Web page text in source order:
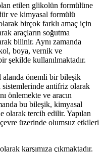
etilen glikolün formülüne
ve kimyasal formülü
birçok farklı amaç için
araçların soğutma
bilinir. Aynı zamanda
boya, vernik ve
şekilde kullanılmaktadır.
önemli bir bileşik
antifriz olarak
önlemekte ve aracın
bu bileşik, kimyasal
olarak tercih edilir. Yapılan
üzerinde olumsuz etkileri
karşımıza çıkmaktadır.